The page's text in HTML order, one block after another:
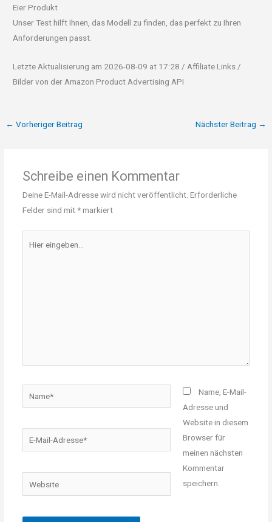
Eier Produkt
Unser Test hilft Ihnen, das Modell zu finden, das perfekt zu Ihren
Anforderungen passt.
Letzte Aktualisierung am 2026-08-09 at 17:28 / Affiliate Links /
Bilder von der Amazon Product Advertising API
← Vorheriger Beitrag Nächster Beitrag →
Schreibe einen Kommentar
Deine E-Mail-Adresse wird nicht veröffentlicht. Erforderliche
Felder sind mit*markiert
eingeben…
Mail-
Website
Name, E-Mail-
Adresse und
Website in diesem
Browser für
meinen nächsten
Kommentar
speichern.